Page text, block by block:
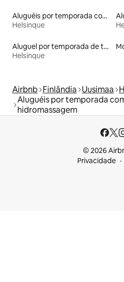
Aluguéis por temporada com sauna
Helsinque
Aluguel por temporada de townhouses
Helsinque
Airbnb Finlândia Uusimaa
Aluguéis por temporada
hidromassagem
© 2026
Privacidade